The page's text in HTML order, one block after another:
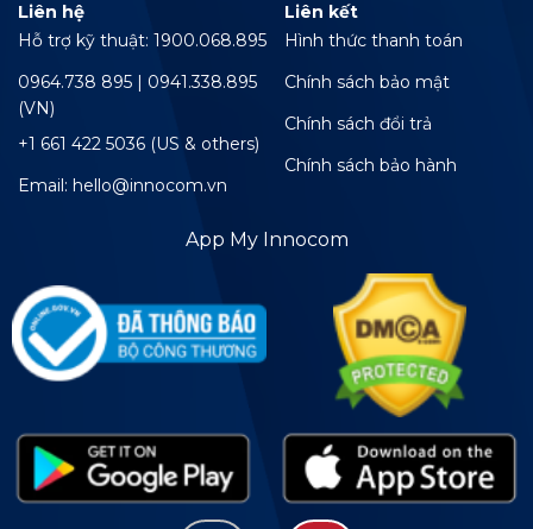
Liên hệ
Hỗ trợ kỹ thuật: 1900.068.895
0964.738 895 | 0941.338.895
(VN)
+1 661 422 5036 (US & others)
Email: hello@innocom.vn
Liên kết
Hình thức thanh toán
Chính sách bảo mật
Chính sách đổi trả
Chính sách bảo hành
App My Innocom